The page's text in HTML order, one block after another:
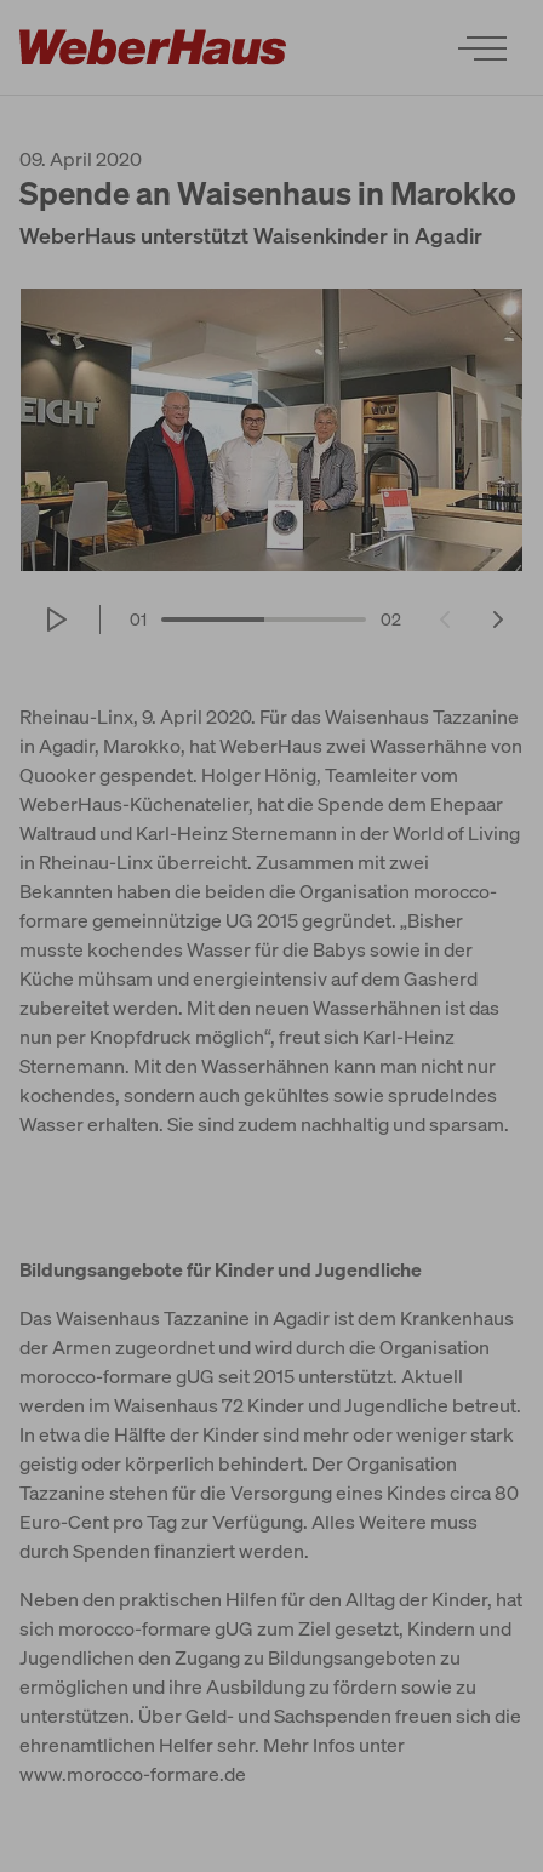
09. April 2020
Spende an Waisenhaus in Marokko
WeberHaus unterstützt Waisenkinder in Agadir
01 02
Rheinau-Linx, 9. April 2020. Für das Waisenhaus Tazzanine
in Agadir, Marokko, hat WeberHaus zwei Wasserhähne von
Quooker gespendet. Holger Hönig, Teamleiter vom
WeberHaus-Küchenatelier, hat die Spende dem Ehepaar
Waltraud und Karl-Heinz Sternemann in der World of Living
in Rheinau-Linx überreicht. Zusammen mit zwei
Bekannten haben die beiden die Organisation morocco-
formare gemeinnützige UG 2015 gegründet. „Bisher
musste kochendes Wasser für die Babys sowie in der
Küche mühsam und energieintensiv auf dem Gasherd
zubereitet werden. Mit den neuen Wasserhähnen ist das
nun per Knopfdruck möglich“, freut sich Karl-Heinz
Sternemann. Mit den Wasserhähnen kann man nicht nur
kochendes, sondern auch gekühltes sowie sprudelndes
Wasser erhalten. Sie sind zudem nachhaltig und sparsam.
Bildungsangebote für Kinder und Jugendliche
Das Waisenhaus Tazzanine in Agadir ist dem Krankenhaus
der Armen zugeordnet und wird durch die Organisation
morocco-formare gUG seit 2015 unterstützt. Aktuell
werden im Waisenhaus 72 Kinder und Jugendliche betreut.
In etwa die Hälfte der Kinder sind mehr oder weniger stark
geistig oder körperlich behindert. Der Organisation
Tazzanine stehen für die Versorgung eines Kindes circa 80
Euro-Cent pro Tag zur Verfügung. Alles Weitere muss
durch Spenden finanziert werden.
Neben den praktischen Hilfen für den Alltag der Kinder, hat
sich morocco-formare gUG zum Ziel gesetzt, Kindern und
Jugendlichen den Zugang zu Bildungsangeboten zu
ermöglichen und ihre Ausbildung zu fördern sowie zu
unterstützen. Über Geld- und Sachspenden freuen sich die
ehrenamtlichen Helfer sehr. Mehr Infos unter
www.morocco-formare.de
Häuser
Bauweise
Erleben
Services
World of Living